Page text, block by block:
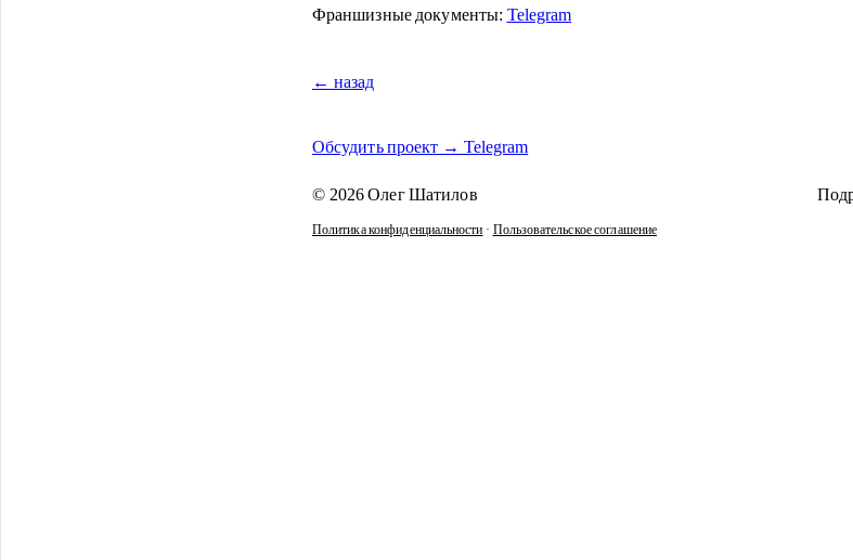
Франшизные документы: Telegram
← назад
Обсудить проект → Telegram
© 2026 Олег Шатилов
Политика конфиденциальности · Пользовательское соглашение